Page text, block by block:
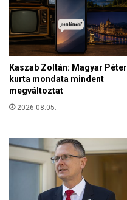
á
l
l
é
a
z
a
m
e
r
i
i
d
Kaszab Zoltán: Magyar Péter
kurta mondata mindent
megváltoztat
2026.08.05.